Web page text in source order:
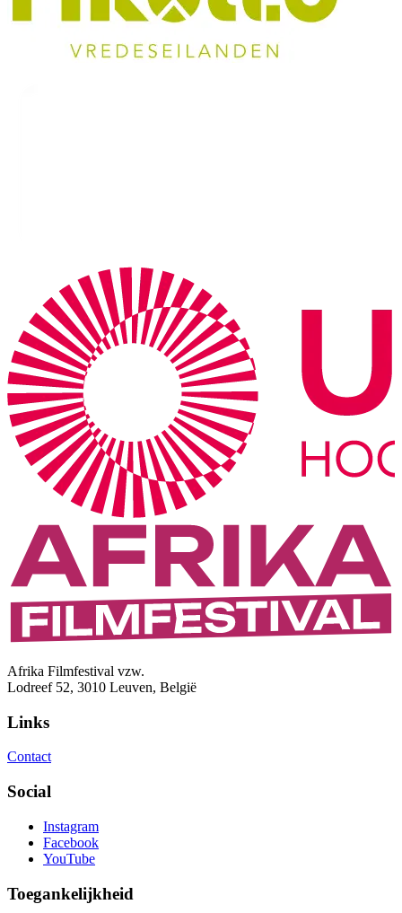
Afrika Filmfestival vzw.
Lodreef 52, 3010 Leuven, België
Links
Contact
Social
Instagram
Facebook
YouTube
Toegankelijkheid